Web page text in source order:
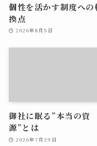
個性を活かす制度への
換点
2026年8月5日
御社に眠る”本当の資
源”とは
2026年7月29日